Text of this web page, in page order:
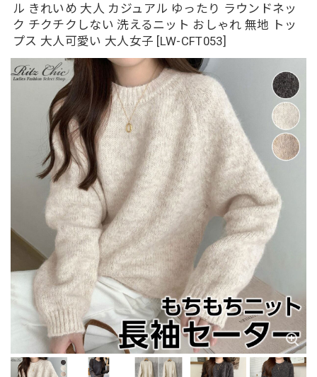
ル きれいめ 大人 カジュアル ゆったり ラウンドネッ
ク チクチクしない 洗えるニット おしゃれ 無地 トッ
プス 大人可愛い 大人女子 [LW-CFT053]